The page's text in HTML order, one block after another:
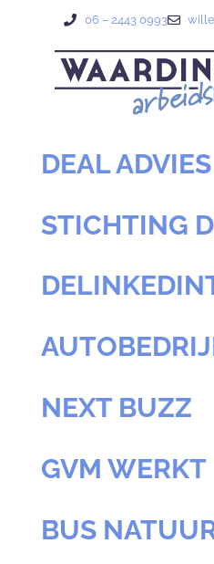
06 – 2443 0993
DEAL ADVIES
STICHTING
NEXT BUZZ
GVM WERKT
BUS